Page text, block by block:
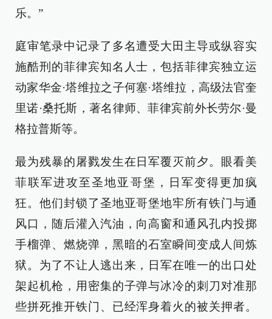
乐。”
庭审笔录中记录了多名遭受大田主导或纵容实
施酷刑的菲律宾知名人士，包括菲律宾独立运
动家华金·塔维拉之子何塞·塔维拉，高级法官奎
里诺·桑托斯，著名律师、菲律宾前外长劳尔·曼
格拉普斯等。
最为残暴的屠戮发生在日军覆灭前夕。眼看美
菲联军进攻至圣地亚哥堡，日军变得更加疯
狂。他们封锁了圣地亚哥堡地牢所有铁门与通
风口，随后灌入汽油，向高窗和通风孔内投掷
手榴弹、燃烧弹，黑暗的石室瞬间变成人间炼
狱。为了不让人逃出来，日军在唯一的出口处
架起机枪，用密集的子弹与冰冷的刺刀对准那
些拼死推开铁门、已经浑身着火的被关押者。